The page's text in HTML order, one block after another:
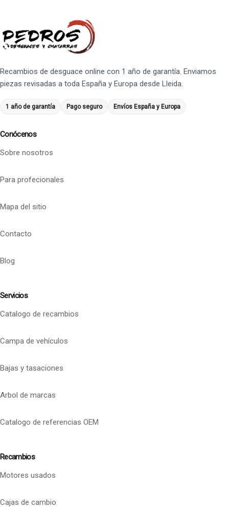
Recambios de desguace online con 1 año de garantía. Enviamos
piezas revisadas a toda España y Europa desde Lleida.
1 año de garantía Pago seguro Envíos España y Europa
Conócenos
Sobre nosotros
Para profecionales
Mapa del sitio
Contacto
Blog
Servicios
Catalogo de recambios
Campa de vehículos
Bajas y tasaciones
Arbol de marcas
Catalogo de referencias OEM
Recambios
Motores usados
Cajas de cambio